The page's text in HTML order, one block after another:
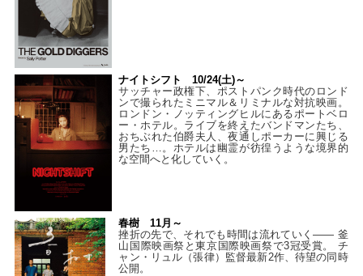
ナイトシフト 10/24(土)～
サッチャー政権下、ポストパンク時代のロンド
ンで撮られたミニマル＆リミナルな対抗映画。
ロンドン・ノッティングヒルにあるポートベロ
ー・ホテル。ライブを終えたバンドマンたち、
おちぶれた伯爵夫人、夜通しポーカーに興じる
男たち…。ホテルは幽霊が彷徨うような境界的
な空間へと化していく。
春樹 11月～
挫折の先で、それでも時間は流れていく—— 釜
山国際映画祭と東京国際映画祭で3冠受賞。 チ
ャン・リュル（張律）監督最新2作、待望の同時
公開。